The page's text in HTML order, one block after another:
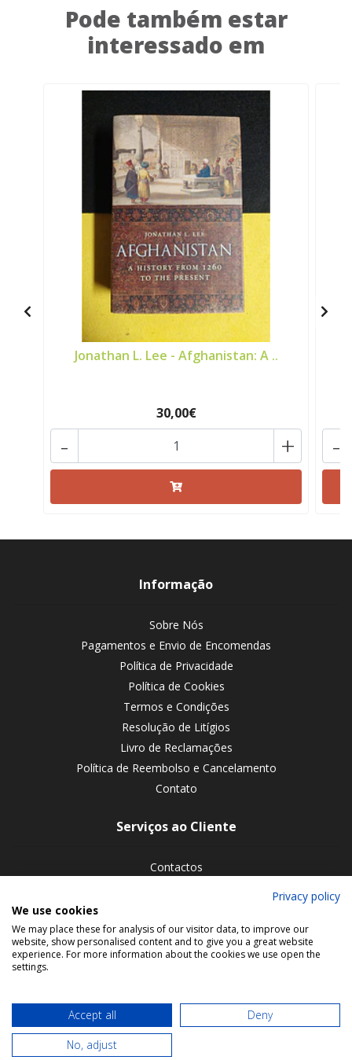
Pode também estar
interessado em
Jonathan L. Lee - Afghanistan: A ..
30,00€
+
- -
Informação
Sobre Nós
Pagamentos e Envio de Encomendas
Política de Privacidade
Política de Cookies
Termos e Condições
Resolução de Litígios
Livro de Reclamações
Política de Reembolso e Cancelamento
Contato
Serviços ao Cliente
Contactos
Siga-nos nas redes sociais
Privacy policy
We use cookies
We may place these for analysis of our visitor data, to improve our
website, show personalised content and to give you a great website
experience. For more information about the cookies we use open the
settings.
Accept all
Deny
No, adjust